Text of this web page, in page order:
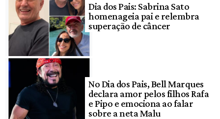
Dia dos Pais: Sabrina Sato
homenageia pai e relembra
superação de câncer
No Dia dos Pais, Bell Marques
declara amor pelos filhos Rafa
e Pipo e emociona ao falar
sobre a neta Malu